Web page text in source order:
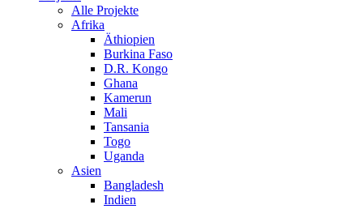
Alle Projekte
Afrika
Äthiopien
Burkina Faso
D.R. Kongo
Ghana
Kamerun
Mali
Tansania
Togo
Uganda
Asien
Bangladesh
Indien